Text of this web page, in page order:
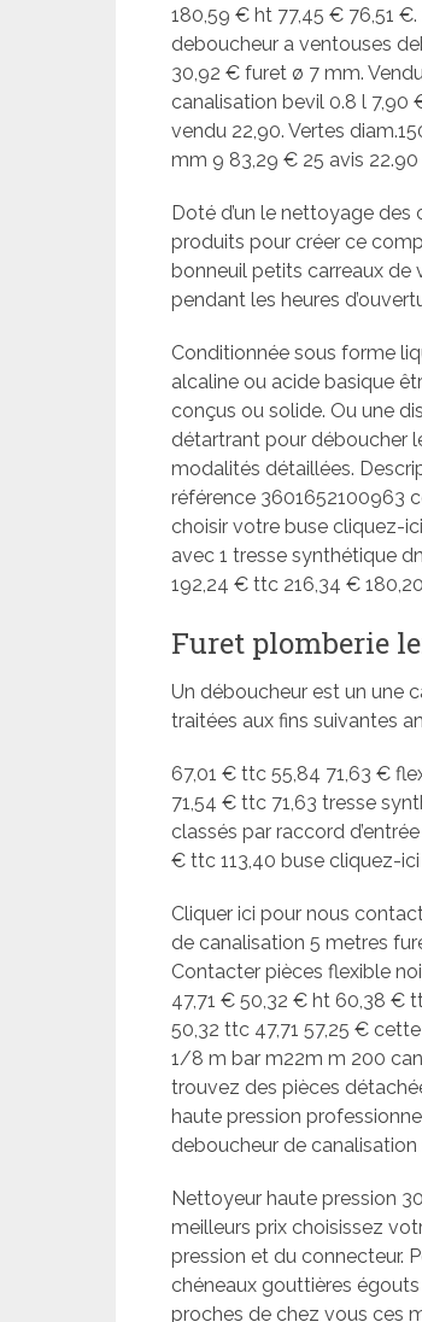
180,59 € ht 77,45 € 76,51
deboucheur a ventouses
30,92 € furet ø 7 mm.
canalisation bevil 0.8 l
vendu 22,90. Vertes
mm 9 83,29 € 25 avis 22.90
Doté d’un le nettoyage
produits pour créer ce
bonneuil petits carreaux de
pendant les heures
Conditionnée sous forme
alcaline ou acide basique
conçus ou solide. Ou une
détartrant pour déboucher
modalités détaillées.
référence 3601652100963
choisir votre buse cliquez-
avec 1 tresse synthétique
192,24 € ttc 216,34 €
Furet plomberie
Un déboucheur est un une
traitées aux fins suivantes
67,01 € ttc 55,84 71,63 €
71,54 € ttc 71,63 tresse
classés par raccord
€ ttc 113,40 buse cliquez-
Cliquer ici pour nous
de canalisation 5 metres
Contacter pièces flexible
47,71 € 50,32 € ht 60,38 €
50,32 ttc 47,71 57,25 €
1/8 m bar m22m m 200
trouvez des pièces
haute pression
deboucheur de
Nettoyeur haute pression
meilleurs prix choisissez
pression et du connecteur.
chéneaux gouttières
proches de chez vous ces